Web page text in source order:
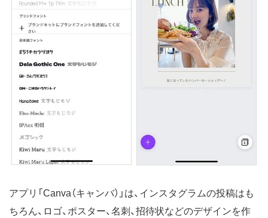
アプリ「Canva（キャンバ）」は、インスタグラムの投稿はも
ちろん、ロゴ、ポスター、名刺、招待状などのデザインを作